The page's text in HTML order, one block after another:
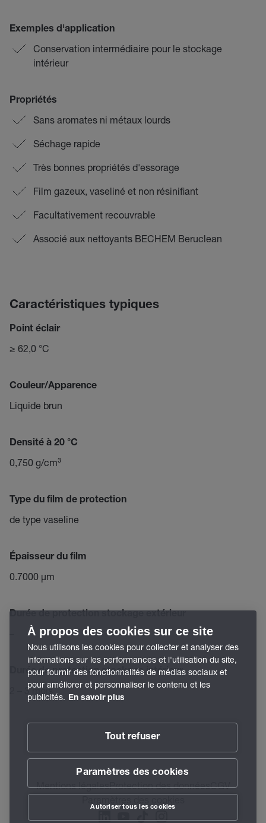
Exemples d'application
Conservation intermédiaire pour le stockage
intérieur
Propriétés
Sans aromates ni métaux lourds
Séchage rapide
Très bonnes propriétés d'essorage
Film gazeux, vaseliné et non résinifiant
Facultativement recouvrable
Associé aux nettoyants BECHEM Beruclean
Caractéristiques typiques
Point éclair
≥ 62,0 °C
Couleur/Apparence
Liquide brun
Densité à 20 °C
0,750 g/cm³
Type du film de protection
de type vaseline
Épaisseur du film
0.7000 µm
Durée de protection stockage extérieur
Durée de protection stockage intérieur
2 – 3 mois
Mentions légalesProtection des donnéesCGV
À propos des cookies sur ce site
Nous utilisons les cookies pour collecter et analyser des
informations sur les performances et l'utilisation du site,
pour fournir des fonctionnalités de médias sociaux et
pour améliorer et personnaliser le contenu et les
publicités. En savoir plus
Tout refuser
Paramètres des cookies
Autoriser tous les cookies